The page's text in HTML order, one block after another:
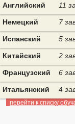
Английский 11
Немецкий 7
Испанский 5
Китайский 2
Французский 6
Итальянский 4
перейти к списку